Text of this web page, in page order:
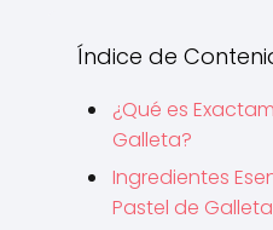
Índice de
¿Qué es
Galleta?
Ingredientes
Pastel de